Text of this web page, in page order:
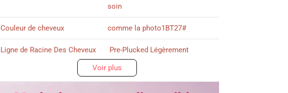
soin
Couleur de cheveux comme la photo1BT27#
Ligne de Racine Des Cheveux Pre-Plucked Légèrement
13x4 Lace Frontale
Voir plus